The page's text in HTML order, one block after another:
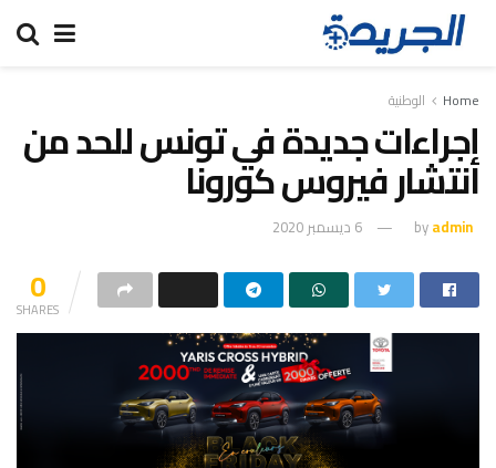
Home الوطنية
إجراءات جديدة في تونس للحد من
انتشار فيروس كورونا
byadmin 6 ديسمبر 2020
0
SHARES